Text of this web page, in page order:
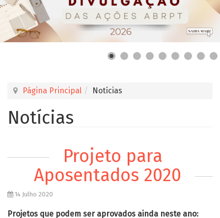
Página Principal Notícias
Notícias
Projeto para
Aposentados 2020
14 Julho 2020
Projetos que podem ser aprovados ainda neste ano: